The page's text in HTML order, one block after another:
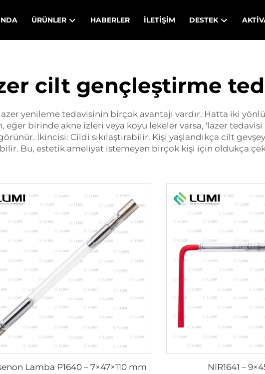
ÜRÜNLER HABERLER İLETIŞIM DESTEK
cilt gençleştirme
yenileme tedavisinin birçok avantajı vardır. Hatta iki
birinde akne izleri veya koyu lekeler varsa, 'lazer tedavisi
İkincisi: Cildi sıkılaştırabilir. Kişi yaşlandıkça cilt
Bu, estetik ameliyat istemeyen birçok kişi için oldukça
Lamba P1640 – 7×47×110 mm NIR1641 –